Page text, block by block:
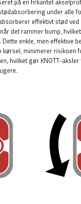
på en firkantet
under alle
effektivt stød
det rammer bump,
enkle, men effektive
minimerer risikoen
hvilket gør KNOTT-